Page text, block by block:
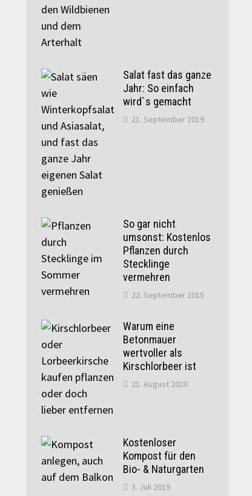
Salat fast das ganze
Jahr: So einfach
wird`s gemacht
21. September 2019
So gar nicht
umsonst: Kostenlos
Pflanzen durch
Stecklinge
vermehren
22. September 2015
Warum eine
Betonmauer
wertvoller als
Kirschlorbeer ist
21. August 2020
Kostenloser
Kompost für den
Bio- & Naturgarten
3. Juli 2019